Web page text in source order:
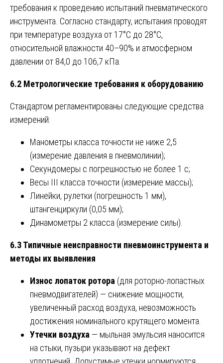
требования к проведению испытаний пневматического
инструмента. Согласно стандарту, испытания проводят
при температуре воздуха от 17°C до 28°C,
относительной влажности 40–90% и атмосферном
давлении от 84,0 до 106,7 кПа.
6.2 Метрологические требования к оборудованию
Стандартом регламентированы следующие средства
измерений:
Манометры класса точности не ниже 2,5
(измерение давления в пневмолинии);
Секундомеры с погрешностью не более 1 с;
Весы III класса точности (измерение массы);
Линейки, рулетки (погрешность 1 мм),
штангенциркули (0,05 мм);
Динамометры 2 класса (измерение силы).
6.3 Типичные неисправности пневмоинструмента и
методы их выявления
Износ лопаток ротора (для роторно-лопастных
пневмодвигателей) — снижение мощности,
увеличенный расход воздуха, невозможность
достижения номинального крутящего момента.
Утечки воздуха — мыльная эмульсия наносится
на стыки, пузыри указывают на дефект